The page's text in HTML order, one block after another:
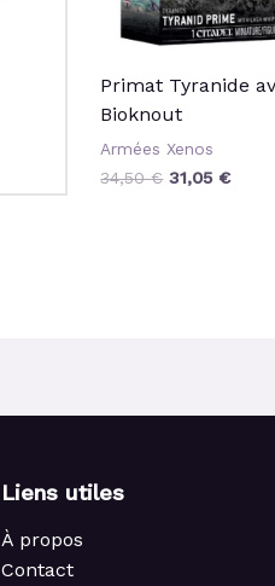
Primat Tyranide
Bioknout
Armées Xenos
34,50€ 31,05 €
Liens utiles
À propos
Contact